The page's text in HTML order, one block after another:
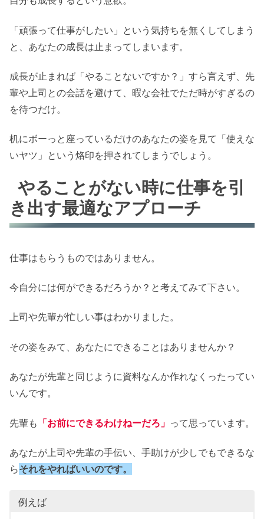
「頑張って仕事がしたい」という気持ちを無くしてしまう
と、あなたの成長は止まってしまいます。
成長が止まれば「やることないですか？」すら言えず、先
輩や上司との会話を避けて、暇な会社でただ時がすぎるの
を待つだけ。
机にボーっと座っているだけのあなたの姿を見て「使えな
いヤツ」という烙印を押されてしまうでしょう。
やることがない時に仕事を引
き出す最適なアプローチ
仕事はもらうものではありません。
今自分には何ができるだろうか？と考えてみて下さい。
上司や先輩が忙しい事はわかりました。
その姿をみて、あなたにできることはありませんか？
あなたが先輩と同じように資料なんか作れなくったってい
いんです。
先輩も 「お前にできるわけねーだろ」 って思っています。
あなたが上司や先輩の手伝い、手助けが少しでもできるな
らそれをやればいいのです。
例えば